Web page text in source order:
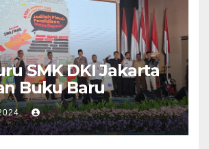
SMK DKI Jakarta
Buku Baru